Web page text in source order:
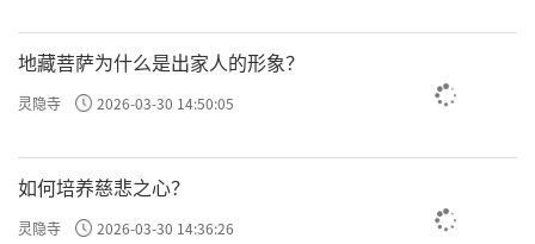
地藏菩萨为什么是出家人的形象？
灵隐寺 2026-03-30 14:50:05
如何培养慈悲之心？
灵隐寺 2026-03-30 14:36:26